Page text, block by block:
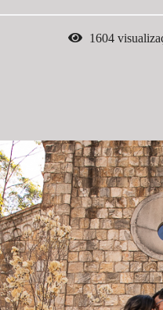
1604